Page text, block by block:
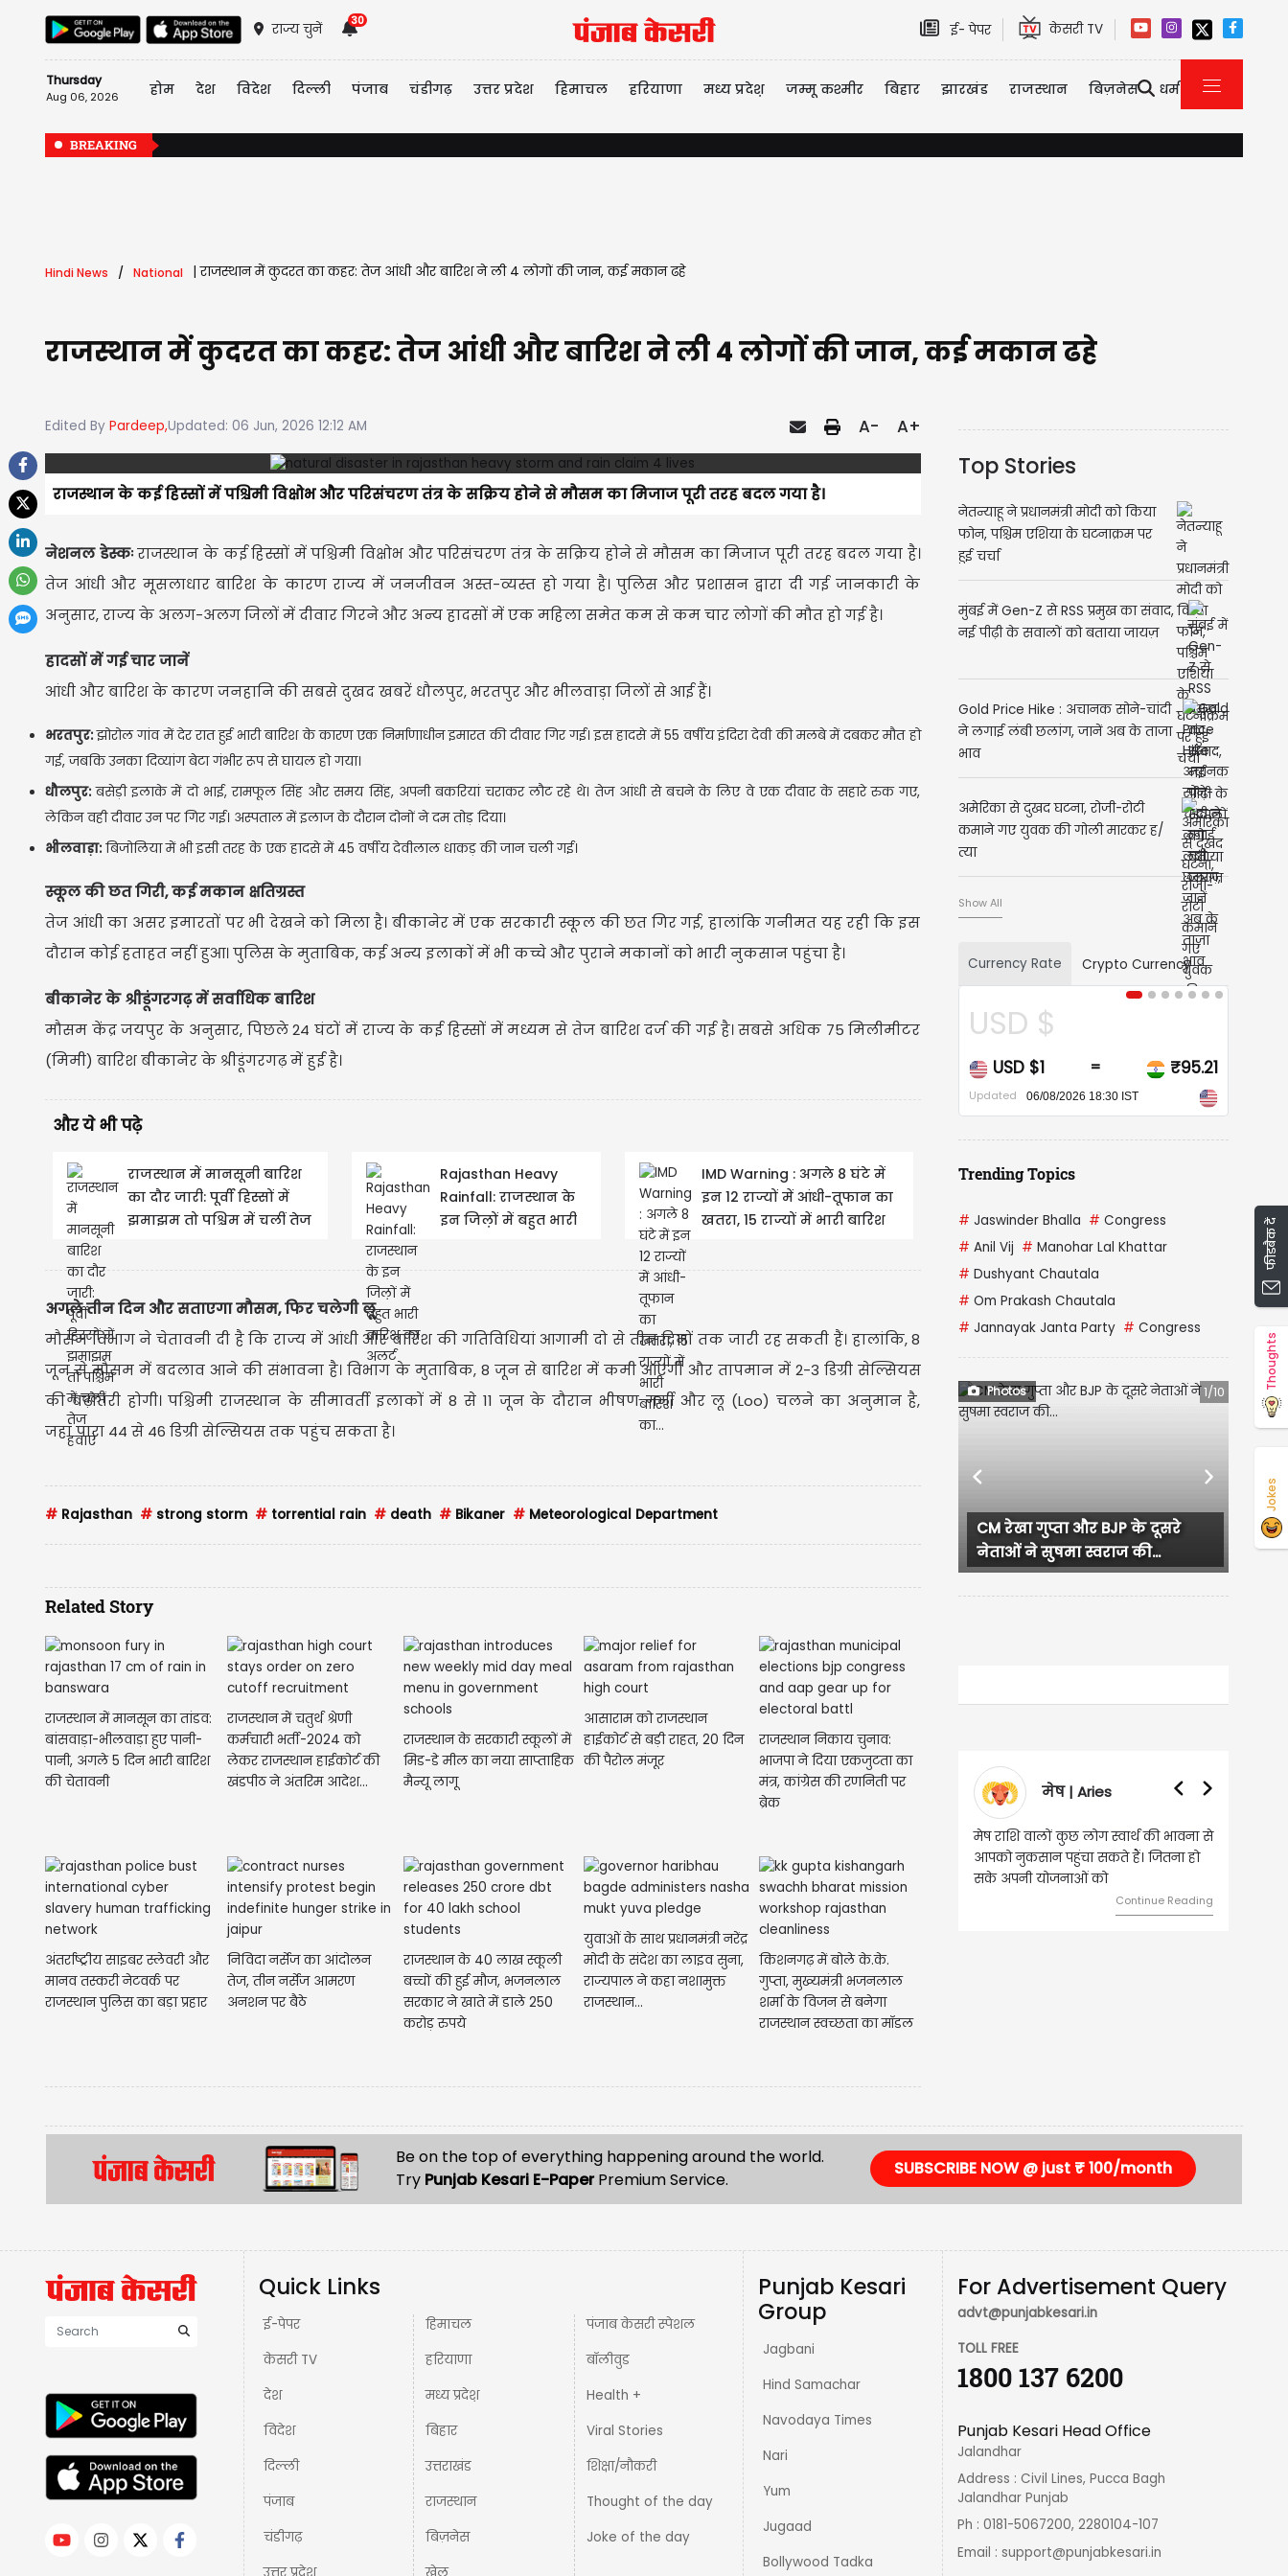
राज्य चुनें
30
ई- पेपर केसरी TV
Thursday
Aug 06, 2026 होम देश विदेश दिल्ली पंजाब चंडीगढ़ उत्तर प्रदेश हिमाचल हरियाणा मध्य प्रदेश़ जम्मू कश्मीर बिहार झारखंड राजस्थान बिज़नेस धर्म
BREAKING
Hindi News National |राजस्थान में कुदरत का कहर: तेज आंधी और बारिश ने ली 4 लोगों की जान, कई मकान ढहे
राजस्थान में कुदरत का कहर: तेज आंधी और बारिश ने ली 4 लोगों की जान, कई मकान ढहे
Edited By Pardeep,Updated: 06 Jun, 2026 12:12 AM A- A+
राजस्थान के कई हिस्सों में पश्चिमी विक्षोभ और परिसंचरण तंत्र के सक्रिय होने से मौसम का मिजाज पूरी तरह बदल गया है।
नेशनल डेस्कःराजस्थान के कई हिस्सों में पश्चिमी विक्षोभ और परिसंचरण तंत्र के सक्रिय होने से मौसम का मिजाज पूरी तरह बदल गया है।
तेज आंधी और मूसलाधार बारिश के कारण राज्य में जनजीवन अस्त-व्यस्त हो गया है। पुलिस और प्रशासन द्वारा दी गई जानकारी के
अनुसार, राज्य के अलग-अलग जिलों में दीवार गिरने और अन्य हादसों में एक महिला समेत कम से कम चार लोगों की मौत हो गई है।
हादसों में गई चार जानें
आंधी और बारिश के कारण जनहानि की सबसे दुखद खबरें धौलपुर, भरतपुर और भीलवाड़ा जिलों से आई हैं।
भरतपुर:झोरोल गांव में देर रात हुई भारी बारिश के कारण एक निर्माणाधीन इमारत की दीवार गिर गई। इस हादसे में 55 वर्षीय इंदिरा देवी की मलबे में दबकर मौत हो
गई, जबकि उनका दिव्यांग बेटा गंभीर रूप से घायल हो गया।
धौलपुर: बसेड़ी इलाके में दो भाई, रामफूल सिंह और समय सिंह, अपनी बकरियां चराकर लौट रहे थे। तेज आंधी से बचने के लिए वे एक दीवार के सहारे रुक गए,
लेकिन वही दीवार उन पर गिर गई। अस्पताल में इलाज के दौरान दोनों ने दम तोड़ दिया।
भीलवाड़ा: बिजोलिया में भी इसी तरह के एक हादसे में 45 वर्षीय देवीलाल धाकड़ की जान चली गई।
स्कूल की छत गिरी, कई मकान क्षतिग्रस्त
तेज आंधी का असर इमारतों पर भी देखने को मिला है। बीकानेर में एक सरकारी स्कूल की छत गिर गई, हालांकि गनीमत यह रही कि इस
दौरान कोई हताहत नहीं हुआ। पुलिस के मुताबिक, कई अन्य इलाकों में भी कच्चे और पुराने मकानों को भारी नुकसान पहुंचा है।
बीकानेर के श्रीडूंगरगढ़ में सर्वाधिक बारिश
मौसम केंद्र जयपुर के अनुसार, पिछले 24 घंटों में राज्य के कई हिस्सों में मध्यम से तेज बारिश दर्ज की गई है। सबसे अधिक 75 मिलीमीटर
(मिमी) बारिश बीकानेर के श्रीडूंगरगढ़ में हुई है।
और ये भी पढ़े
राजस्थान में मानसूनी बारिश
का दौर जारी: पूर्वी हिस्सों में
झमाझम तो पश्चिम में चलीं तेज
Rajasthan Heavy
Rainfall: राजस्थान के
इन जिल़ों में बहुत भारी
IMD Warning : अगले 8 घंटे में
इन 12 राज्यों में आंधी-तूफान का
खतरा, 15 राज्यों में भारी बारिश
अगले तीन दिन और सताएगा मौसम, फिर चलेगी लू
मौसम विभाग ने चेतावनी दी है कि राज्य में आंधी और बारिश की गतिविधियां आगामी दो से तीन दिनों तक जारी रह सकती हैं। हालांकि, 8
जून से मौसम में बदलाव आने की संभावना है। विभाग के मुताबिक, 8 जून से बारिश में कमी आएगी और तापमान में 2-3 डिग्री सेल्सियस
की बढ़ोतरी होगी। पश्चिमी राजस्थान के सीमावर्ती इलाकों में 8 से 11 जून के दौरान भीषण गर्मी और लू (Loo) चलने का अनुमान है,
जहां पारा 44 से 46 डिग्री सेल्सियस तक पहुंच सकता है।
# Rajasthan # strong storm # torrential rain # death # Bikaner # Meteorological Department
Related Story
राजस्थान में मानसून का तांडव:
बांसवाड़ा-भीलवाड़ा हुए पानी-
पानी, अगले 5 दिन भारी बारिश
की चेतावनी
राजस्थान में चतुर्थ श्रेणी
कर्मचारी भर्ती-2024 को
लेकर राजस्थान हाईकोर्ट की
खंडपीठ ने अंतरिम आदेश...
राजस्थान के सरकारी स्कूलों में
मिड-डे मील का नया साप्ताहिक
मैन्यू लागू
आसाराम को राजस्थान
हाईकोर्ट से बड़ी राहत, 20 दिन
की पैरोल मंजूर
राजस्थान निकाय चुनाव:
भाजपा ने दिया एकजुटता का
मंत्र, कांग्रेस की रणनिती पर
ब्रेक
अंतर्राष्ट्रीय साइबर स्लेवरी और
मानव तस्करी नेटवर्क पर
राजस्थान पुलिस का बड़ा प्रहार
निविदा नर्सेज का आंदोलन
तेज, तीन नर्सेज आमरण
अनशन पर बैठे
राजस्थान के 40 लाख स्कूली
बच्चों की हुई मौज, भजनलाल
सरकार ने खाते में डाले 250
करोड़ रुपये
युवाओं के साथ प्रधानमंत्री नरेंद्र
मोदी के संदेश का लाइव सुना,
राज्यपाल ने कहा नशामुक्त
राजस्थान...
किशनगढ़ में बोले के.के.
गुप्ता, मुख्यमंत्री भजनलाल
शर्मा के विजन से बनेगा
राजस्थान स्वच्छता का मॉडल
Top Stories
नेतन्याहू ने प्रधानमंत्री मोदी को किया
फोन, पश्चिम एशिया के घटनाक्रम पर
हुई चर्चा
मुंबई में Gen-Z से RSS प्रमुख का संवाद,
नई पीढ़ी के सवालों को बताया जायज़
Gold Price Hike : अचानक सोने-चांदी
ने लगाई लंबी छलांग, जानें अब के ताजा
भाव
अमेरिका से दुखद घटना, रोजी-रोटी
कमाने गए युवक की गोली मारकर ह/
त्या
Show All
Currency Rate Crypto Currency
USD $
USD $1 = ₹95.21
06/08/2026 18:30 IST
CAD $1
Updated
Trending Topics
# Jaswinder Bhalla # Congress
# Anil Vij # Manohar Lal Khattar
# Dushyant Chautala
# Om Prakash Chautala
# Jannayak Janta Party # Congress
Photos 1/10
CM रेखा गुप्ता और BJP के दूसरे
नेताओं ने सुषमा स्वराज की...
लुधियाना में
हंगामा, प्रदेश...
Previous Next
मेष | Aries
मेष राशि वालों कुछ लोग स्वार्थ की भावना से
आपको नुकसान पहुंचा सकते हैं। जितना हो
सके अपनी योजनाओं को
Continue Reading
वृष राशि वालों आय के
हुए कार्यों में गति आएगी।
Be on the top of everything happening around the world.
Try Punjab Kesari E-PaperPremium Service.
SUBSCRIBE NOW @ just ₹ 100/month
Quick Links
ई-पेपर
केसरी TV
देश
विदेश
दिल्ली
पंजाब
चंडीगढ़
उत्तर प्रदेश
हिमाचल
हरियाणा
मध्य प्रदेश़
बिहार
उत्तराखंड
राजस्थान
बिज़नेस
खेल
पंजाब केसरी स्पेशल
बॉलीवुड
Health +
Viral Stories
शिक्षा/नौकरी
Thought of the day
Joke of the day
Punjab Kesari
Group
Jagbani
Hind Samachar
Navodaya Times
Nari
Yum
Jugaad
Bollywood Tadka
For Advertisement Query
advt@punjabkesari.in
TOLL FREE
1800 137 6200
Punjab Kesari Head Office
Jalandhar
Address : Civil Lines, Pucca Bagh
Jalandhar Punjab
Ph : 0181-5067200, 2280104-107
Email :support@punjabkesari.in
फीडबैक दें
Thoughts
Jokes